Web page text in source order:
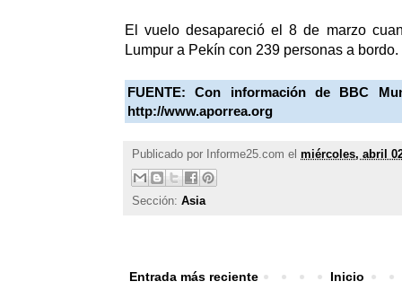
El vuelo desapareció el 8 de marzo
Lumpur a Pekín con 239 personas a bordo.
FUENTE:Con información de BBC
http://www.aporrea.org
Publicado por Informe25.com el miércoles, abril
Sección: Asia
Entrada más reciente Inicio